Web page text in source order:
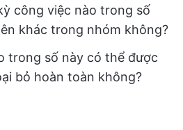
công việc nào trong số
khác trong nhóm không?
trong số này có thể được
bỏ hoàn toàn không?